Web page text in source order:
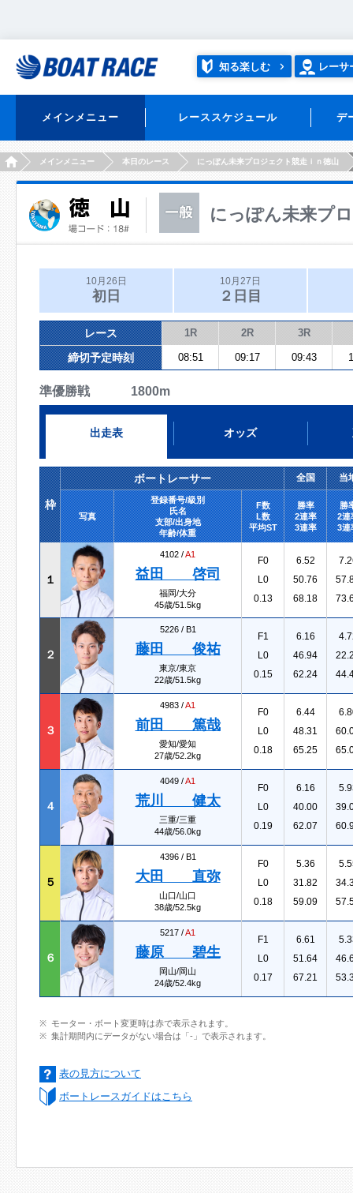
知る楽しむ レーサ
メインメニュー レーススケジュール デ
HOMEメインメニュー 本日のレース にっぽん未来プロジェクト競走ｉｎ徳山
にっぽん未来プ
10月26日
初日
10月27日
２日目
レース 1R 2R 3R
締切予定時刻 08:51 09:17 09:43
準優勝戦 1800m
出走表 オッズ
枠
ボートレーサー 全国 当
写真
登録番号/級別
氏名
支部/出身地
年齢/体重
F数
L数
平均ST
勝率
2連率
3連率
勝
2連
3連
１
4102 /A1
益田 啓司
福岡/大分
45歳/51.5kg
F0
L0
0.13
6.52
50.76
68.18
２
5226 / B1
藤田 俊祐
東京/東京
22歳/51.5kg
F1
L0
0.15
6.16
46.94
62.24
３
4983 /A1
前田 篤哉
愛知/愛知
27歳/52.2kg
F0
L0
0.18
6.44
48.31
65.25
４
4049 /A1
荒川 健太
三重/三重
44歳/56.0kg
F0
L0
0.19
6.16
40.00
62.07
５
4396 / B1
大田 直弥
山口/山口
38歳/52.5kg
F0
L0
0.18
5.36
31.82
59.09
６
5217 /A1
藤原 碧生
岡山/岡山
24歳/52.4kg
F1
L0
0.17
6.61
51.64
67.21
モーター・ボート変更時は赤で表示されます。
集計期間内にデータがない場合は「-」で表示されます。
表の見方について
ボートレースガイドはこちら